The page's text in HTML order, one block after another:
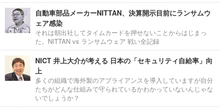
自動車部品メーカーNITTAN、決算開示目前にランサムウ
ェア感染
それは朝出社してタイムカードを押せないことからはじまっ
た。NITTAN vs ランサムウェア 戦い全記録
NICT 井上大介が考える 日本の「セキュリティ自給率」向
上
多くの組織で海外製のアプライアンスを導入していますが自分
たちがどんな仕組みで守られているかわかっていないんじゃな
いでしょうか？